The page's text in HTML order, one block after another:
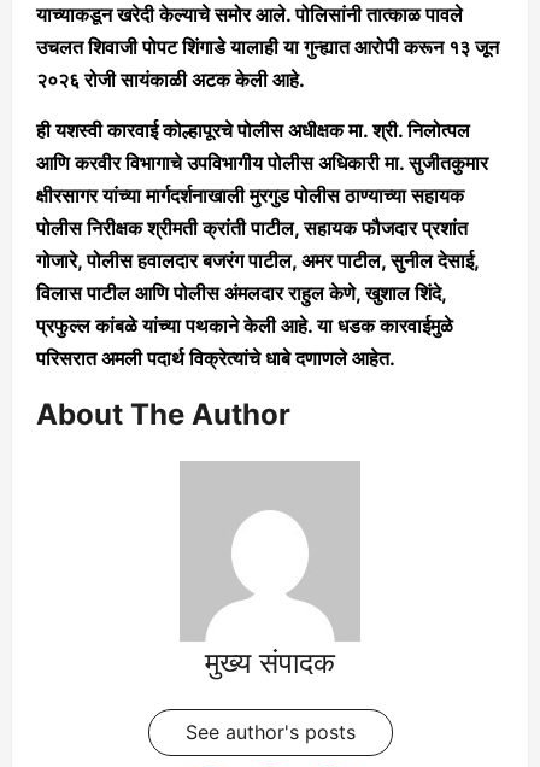
याच्याकडून खरेदी केल्याचे समोर आले. पोलिसांनी तात्काळ पावले
उचलत शिवाजी पोपट शिंगाडे यालाही या गुन्ह्यात आरोपी करून १३ जून
२०२६ रोजी सायंकाळी अटक केली आहे.
ही यशस्वी कारवाई कोल्हापूरचे पोलीस अधीक्षक मा. श्री. निलोत्पल
आणि करवीर विभागाचे उपविभागीय पोलीस अधिकारी मा. सुजीतकुमार
क्षीरसागर यांच्या मार्गदर्शनाखाली मुरगुड पोलीस ठाण्याच्या सहायक
पोलीस निरीक्षक श्रीमती क्रांती पाटील, सहायक फौजदार प्रशांत
गोजारे, पोलीस हवालदार बजरंग पाटील, अमर पाटील, सुनील देसाई,
विलास पाटील आणि पोलीस अंमलदार राहुल केणे, खुशाल शिंदे,
प्रफुल्ल कांबळे यांच्या पथकाने केली आहे. या धडक कारवाईमुळे
परिसरात अमली पदार्थ विक्रेत्यांचे धाबे दणाणले आहेत.
About The Author
मुख्य संपादक
See author's posts